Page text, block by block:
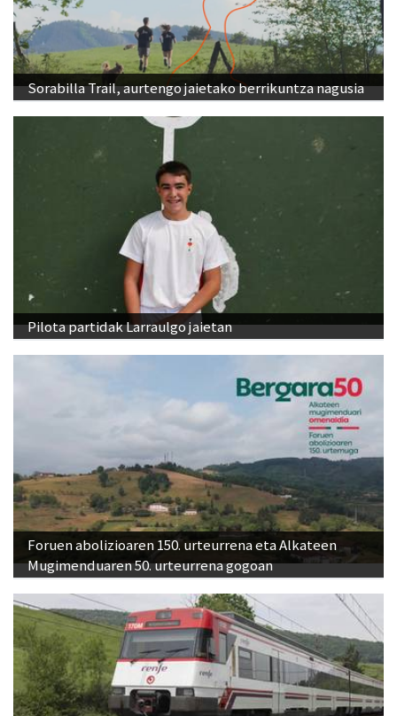
Sorabilla Trail, aurtengo jaietako berrikuntza nagusia
Pilota partidak Larraulgo jaietan
Foruen abolizioaren 150. urteurrena eta Alkateen
Mugimenduaren 50. urteurrena gogoan